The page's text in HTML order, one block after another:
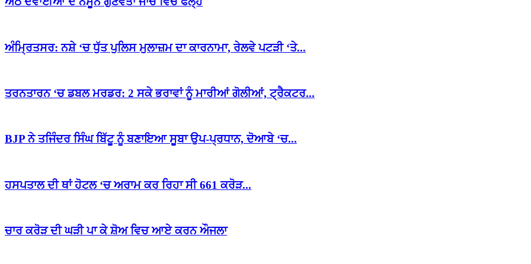
ਅੰਮ੍ਰਿਤਸਰ: ਨਸ਼ੇ ‘ਚ ਧੁੱਤ ਪੁਲਿਸ ਮੁਲਾਜ਼ਮ ਦਾ ਕਾਰਨਾਮਾ, ਰੇਲਵੇ ਪਟੜੀ ‘ਤੇ...
ਤਰਨਤਾਰਨ ‘ਚ ਡਬਲ ਮਰਡਰ: 2 ਸਕੇ ਭਰਾਵਾਂ ਨੂੰ ਮਾਰੀਆਂ ਗੋਲੀਆਂ, ਟ੍ਰੈਕਟਰ...
BJP ਨੇ ਤਜਿੰਦਰ ਸਿੰਘ ਬਿੱਟੂ ਨੂੰ ਬਣਾਇਆ ਸੂਬਾ ਉਪ-ਪ੍ਰਧਾਨ, ਦੋਆਬੇ ‘ਚ...
ਹਸਪਤਾਲ ਦੀ ਥਾਂ ਹੋਟਲ ‘ਚ ਅਰਾਮ ਕਰ ਰਿਹਾ ਸੀ 661 ਕਰੋੜ...
ਚਾਰ ਕਰੋੜ ਦੀ ਘੜੀ ਪਾ ਕੇ ਸ਼ੋਅ ਵਿਚ ਆਏ ਕਰਨ ਔਜਲਾ